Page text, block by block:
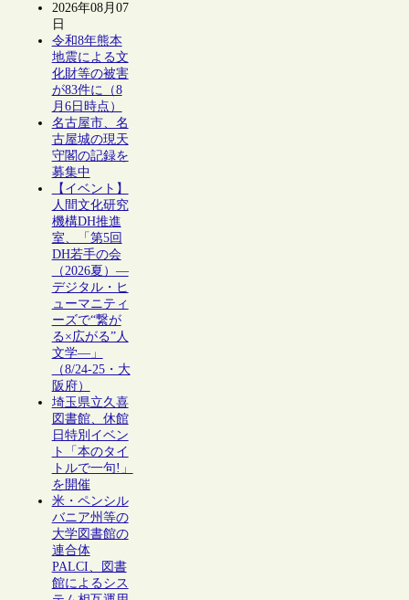
2026年08月07
日
令和8年熊本
地震による文
化財等の被害
が83件に（8
月6日時点）
名古屋市、名
古屋城の現天
守閣の記録を
募集中
【イベント】
人間文化研究
機構DH推進
室、「第5回
DH若手の会
（2026夏）―
デジタル・ヒ
ューマニティ
ーズで“繋が
る×広がる”人
文学―」
（8/24-25・大
阪府）
埼玉県立久喜
図書館、休館
日特別イベン
ト「本のタイ
トルで一句!」
を開催
米・ペンシル
バニア州等の
大学図書館の
連合体
PALCI、図書
館によるシス